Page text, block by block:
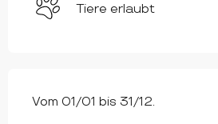
Tiere erlaubt
Vom 01/01 bis 31/12.